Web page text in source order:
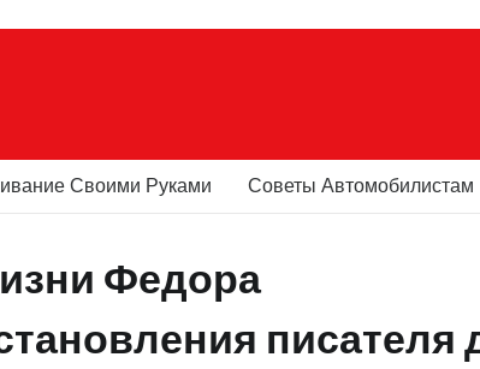
Своими Руками Советы Автомобилистам
Федора
писателя